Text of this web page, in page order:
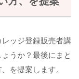
ッジ登録販売者講
うか？最後にまと
を提案します。